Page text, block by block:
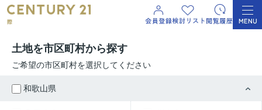
土地を市区町村から探す
ご希望の市区町村を選択してください
和歌山県